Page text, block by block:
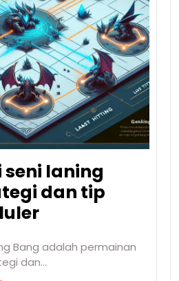
laning
dan tip
Bang adalah permainan
dan…